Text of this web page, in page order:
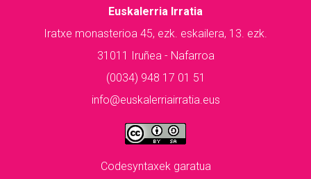
Euskalerria Irratia
Iratxe monasterioa 45, ezk. eskailera, 13. ezk.
31011 Iruñea - Nafarroa
(0034) 948 17 01 51
info@euskalerriairratia.eus
Codesyntaxek garatua